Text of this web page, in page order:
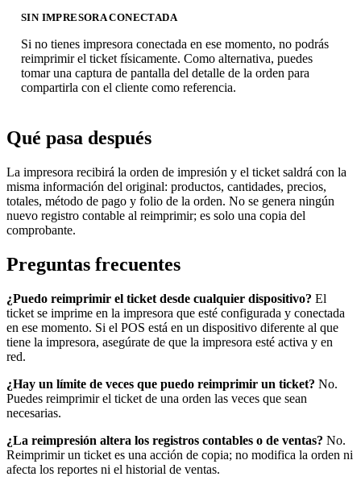
SIN IMPRESORA CONECTADA
Si no tienes impresora conectada en ese momento, no podrás
reimprimir el ticket físicamente. Como alternativa, puedes
tomar una captura de pantalla del detalle de la orden para
compartirla con el cliente como referencia.
Qué pasa después
La impresora recibirá la orden de impresión y el ticket saldrá con la
misma información del original: productos, cantidades, precios,
totales, método de pago y folio de la orden. No se genera ningún
nuevo registro contable al reimprimir; es solo una copia del
comprobante.
Preguntas frecuentes
¿Puedo reimprimir el ticket desde cualquier dispositivo? El
ticket se imprime en la impresora que esté configurada y conectada
en ese momento. Si el POS está en un dispositivo diferente al que
tiene la impresora, asegúrate de que la impresora esté activa y en
red.
¿Hay un límite de veces que puedo reimprimir un ticket? No.
Puedes reimprimir el ticket de una orden las veces que sean
necesarias.
¿La reimpresión altera los registros contables o de ventas? No.
Reimprimir un ticket es una acción de copia; no modifica la orden ni
afecta los reportes ni el historial de ventas.